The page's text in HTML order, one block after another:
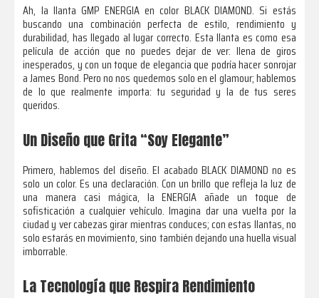
Ah, la llanta GMP ENERGIA en color BLACK DIAMOND. Si estás
buscando una combinación perfecta de estilo, rendimiento y
durabilidad, has llegado al lugar correcto. Esta llanta es como esa
película de acción que no puedes dejar de ver: llena de giros
inesperados, y con un toque de elegancia que podría hacer sonrojar
a James Bond. Pero no nos quedemos solo en el glamour; hablemos
de lo que realmente importa: tu seguridad y la de tus seres
queridos.
Un Diseño que Grita “Soy Elegante”
Primero, hablemos del diseño. El acabado BLACK DIAMOND no es
solo un color. Es una declaración. Con un brillo que refleja la luz de
una manera casi mágica, la ENERGIA añade un toque de
sofisticación a cualquier vehículo. Imagina dar una vuelta por la
ciudad y ver cabezas girar mientras conduces; con estas llantas, no
solo estarás en movimiento, sino también dejando una huella visual
imborrable.
La Tecnología que Respira Rendimiento